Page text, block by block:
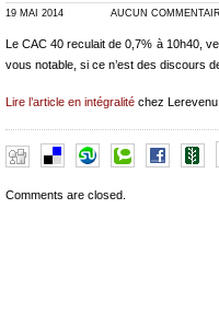
19 MAI 2014 AUCUN
Le CAC 40 reculait de 0,7% à 10h40,
vous notable, si ce n’est des discours
Lire l’article en intégralité chez
Comments are closed.